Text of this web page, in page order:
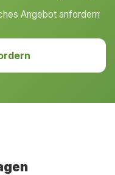
Angebot anfordern